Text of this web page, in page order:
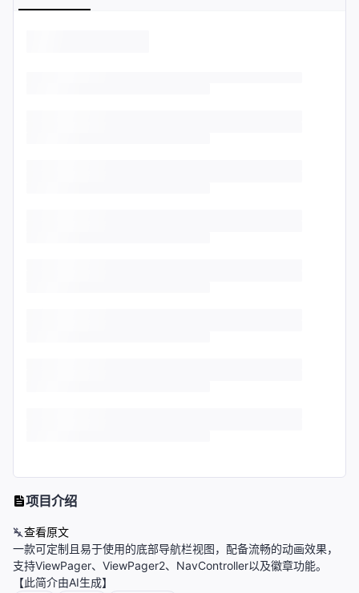
项目介绍
查看原文
一款可定制且易于使用的底部导航栏视图，配备流畅的动画效果，
支持ViewPager、ViewPager2、NavController以及徽章功能。
【此简介由AI生成】